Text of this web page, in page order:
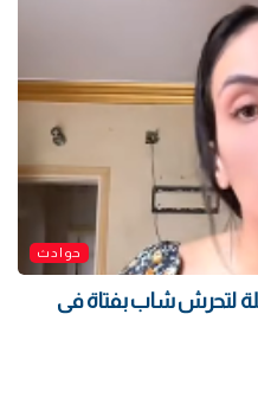
حوادث
لتحرش شاب بفتاة فى